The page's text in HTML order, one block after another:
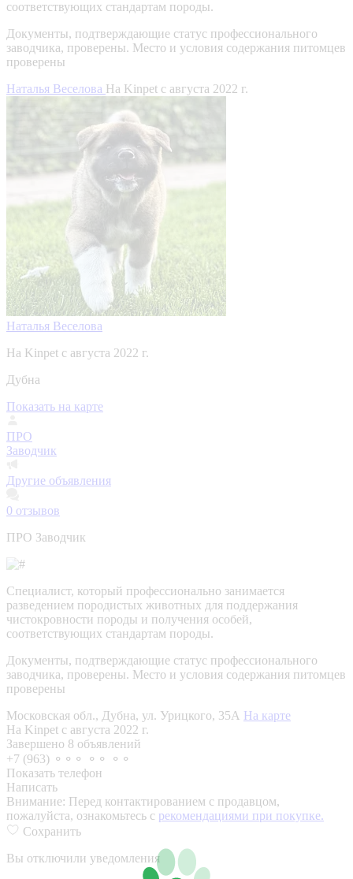
соответствующих стандартам породы.
Документы, подтверждающие статус профессионального
заводчика, проверены. Место и условия содержания питомцев
проверены
Наталья Веселова На Kinpet c августа 2022 г.
Наталья Веселова
На Kinpet c августа 2022 г.
Дубна
Показать на карте
ПРО
Заводчик
Другие объявления
0 отзывов
ПРО Заводчик
Специалист, который профессионально занимается
разведением породистых животных для поддержания
чистокровности породы и получения особей,
соответствующих стандартам породы.
Документы, подтверждающие статус профессионального
заводчика, проверены. Место и условия содержания питомцев
проверены
Московская обл., Дубна, ул. Урицкого, 35А На карте
На Kinpet c августа 2022 г.
Завершено 8 объявлений
+7 (963) ⚬⚬⚬ ⚬⚬ ⚬⚬
Показать телефон
Написать
Внимание: Перед контактированием с продавцом,
пожалуйста, ознакомьтесь с рекомендациями при покупке.
Сохранить
Вы отключили уведомления